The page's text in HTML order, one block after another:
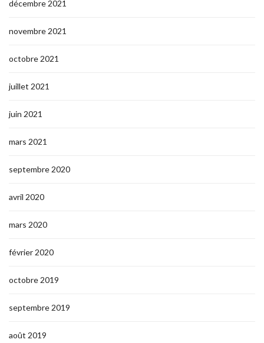
décembre 2021
novembre 2021
octobre 2021
juillet 2021
juin 2021
mars 2021
septembre 2020
avril 2020
mars 2020
février 2020
octobre 2019
septembre 2019
août 2019